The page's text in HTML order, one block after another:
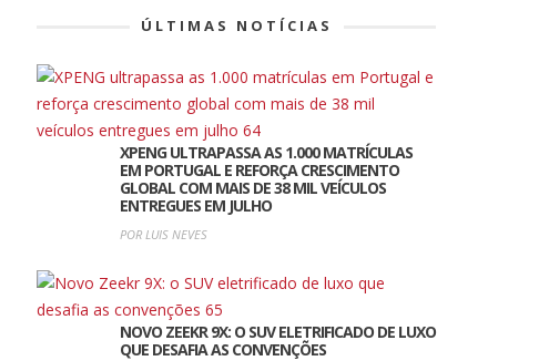
ÚLTIMAS NOTÍCIAS
XPENG ULTRAPASSA AS 1.000 MATRÍCULAS
EM PORTUGAL E REFORÇA CRESCIMENTO
GLOBAL COM MAIS DE 38 MIL VEÍCULOS
ENTREGUES EM JULHO
POR LUIS NEVES
NOVO ZEEKR 9X: O SUV ELETRIFICADO DE LUXO
QUE DESAFIA AS CONVENÇÕES